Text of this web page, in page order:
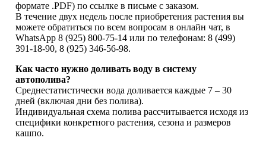
формате .PDF) по ссылке в письме с заказом.
В течение двух недель после приобретения растения вы
можете обратиться по всем вопросам в онлайн чат, в
WhatsApp 8 (925) 800-75-14 или по телефонам: 8 (499)
391-18-90, 8 (925) 346-56-98.
Как часто нужно доливать воду в систему
автополива?
Среднестатистически вода доливается каждые 7 – 30
дней (включая дни без полива).
Индивидуальная схема полива рассчитывается исходя из
специфики конкретного растения, сезона и размеров
кашпо.